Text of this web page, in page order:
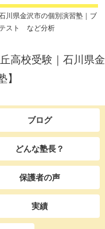
県金沢市の個別演習塾｜ブ
スト など分析
高校受験｜石川県金
】
ブログ
どんな塾長？
保護者の声
実績